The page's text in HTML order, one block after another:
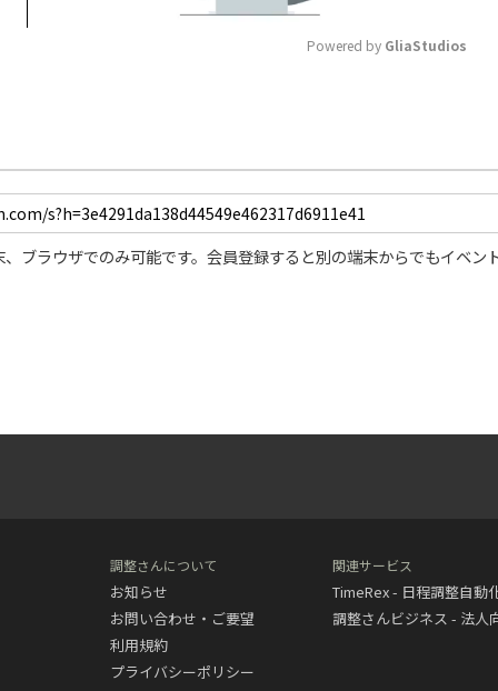
Powered by GliaStudios
ブラウザでのみ可能です。会員登録すると別の端末からでもイベン
調整さんについて
お知らせ
お問い合わせ・ご要望
利用規約
プライバシーポリシー
関連サービス
TimeRex - 日程調整自動
調整さんビジネス - 法人